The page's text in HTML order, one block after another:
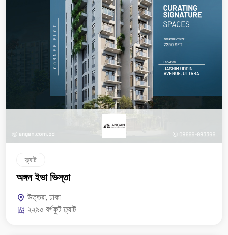
ফ্ল্যাট
অঙ্গন ইভা ভিস্তা
উত্তরা, ঢাকা
২২৯০ বর্গফুট ফ্ল্যাট